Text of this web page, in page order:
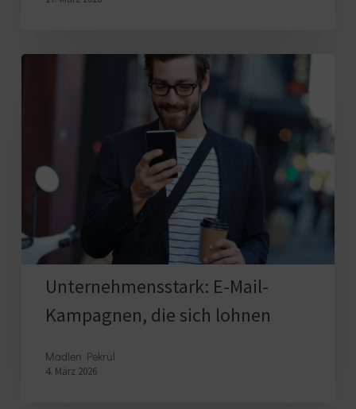
Unternehmensstark:
sich
Unternehmensstark: E-Mail-
Kampagnen, die sich lohnen
Madlen Pekrul
4. März 2026